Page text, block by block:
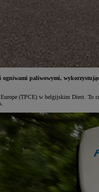
paliwowymi,
(TPCE) w belgijskim Diest. To